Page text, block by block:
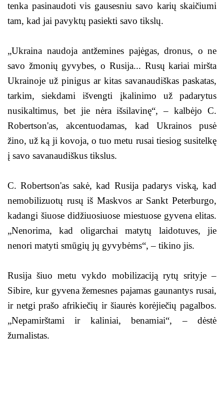
tenka pasinaudoti vis gausesniu savo karių skaičiumi
tam, kad jai pavyktų pasiekti savo tikslų.
„Ukraina naudoja antžemines pajėgas, dronus, o ne
savo žmonių gyvybes, o Rusija... Rusų kariai miršta
Ukrainoje už pinigus ar kitas savanaudiškas paskatas,
tarkim, siekdami išvengti įkalinimo už padarytus
nusikaltimus, bet jie nėra išsilavinę“, – kalbėjo C.
Robertson'as, akcentuodamas, kad Ukrainos pusė
žino, už ką ji kovoja, o tuo metu rusai tiesiog susitelkę
į savo savanaudiškus tikslus.
C. Robertson'as sakė, kad Rusija padarys viską, kad
nemobilizuotų rusų iš Maskvos ar Sankt Peterburgo,
kadangi šiuose didžiuosiuose miestuose gyvena elitas.
„Nenorima, kad oligarchai matytų laidotuves, jie
nenori matyti smūgių jų gyvybėms“, – tikino jis.
Rusija šiuo metu vykdo mobilizaciją rytų srityje –
Sibire, kur gyvena žemesnes pajamas gaunantys rusai,
ir netgi prašo afrikiečių ir šiaurės korėjiečių pagalbos.
„Nepamirštami ir kaliniai, benamiai“, – dėstė
žurnalistas.